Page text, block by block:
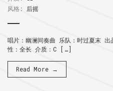
风格:
后摇
唱片：幽澜间奏曲 乐队：时过夏末
性：全长 介质：C […]
Read More →